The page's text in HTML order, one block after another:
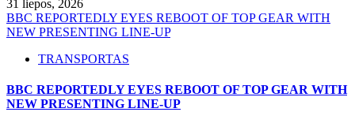
31 liepos, 2026
BBC REPORTEDLY EYES REBOOT OF TOP GEAR WITH
NEW PRESENTING LINE-UP
TRANSPORTAS
BBC REPORTEDLY EYES REBOOT OF TOP GEAR WITH
NEW PRESENTING LINE-UP